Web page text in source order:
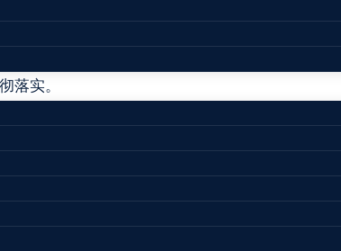
事故。事故发生后，党中央、国务院高度重视
落实。
大事故查处实行挂牌督办，并成立由应急管理
规章规定，抓紧组织进行事故调查，严格按时
会公布。结案后，事故调查报告和事故处理决